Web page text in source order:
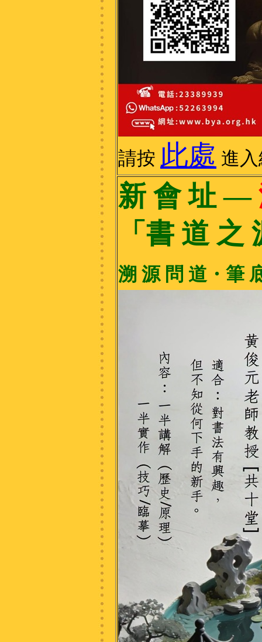
請按 此處 進
新 會 址 —
「書 道
溯 源 問 道・筆